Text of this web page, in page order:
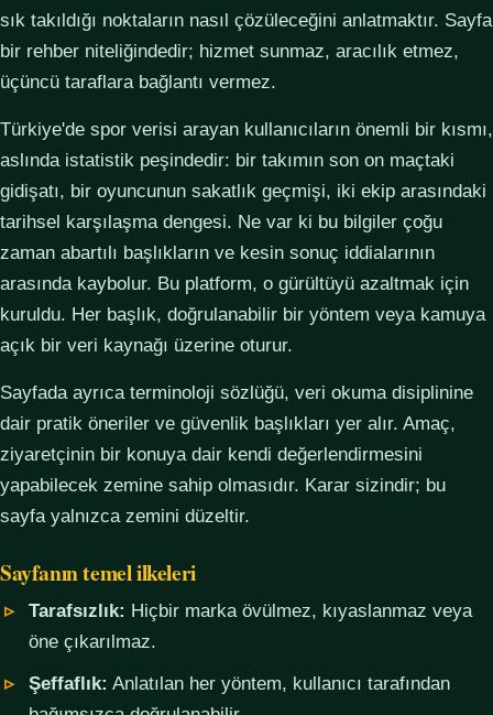
sık takıldığı noktaların nasıl çözüleceğini anlatmaktır. Sayfa
bir rehber niteliğindedir; hizmet sunmaz, aracılık etmez,
üçüncü taraflara bağlantı vermez.
Türkiye'de spor verisi arayan kullanıcıların önemli bir kısmı,
aslında istatistik peşindedir: bir takımın son on maçtaki
gidişatı, bir oyuncunun sakatlık geçmişi, iki ekip arasındaki
tarihsel karşılaşma dengesi. Ne var ki bu bilgiler çoğu
zaman abartılı başlıkların ve kesin sonuç iddialarının
arasında kaybolur. Bu platform, o gürültüyü azaltmak için
kuruldu. Her başlık, doğrulanabilir bir yöntem veya kamuya
açık bir veri kaynağı üzerine oturur.
Sayfada ayrıca terminoloji sözlüğü, veri okuma disiplinine
dair pratik öneriler ve güvenlik başlıkları yer alır. Amaç,
ziyaretçinin bir konuya dair kendi değerlendirmesini
yapabilecek zemine sahip olmasıdır. Karar sizindir; bu
sayfa yalnızca zemini düzeltir.
Sayfanın temel ilkeleri
Tarafsızlık: Hiçbir marka övülmez, kıyaslanmaz veya
öne çıkarılmaz.
Şeffaflık: Anlatılan her yöntem, kullanıcı tarafından